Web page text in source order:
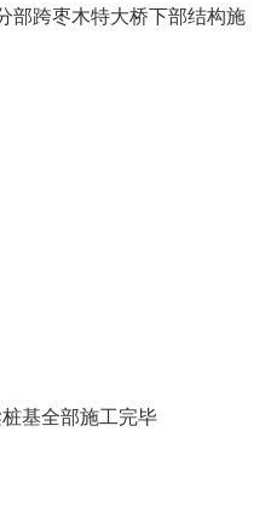
部跨枣木特大桥下部结构施
基全部施工完毕